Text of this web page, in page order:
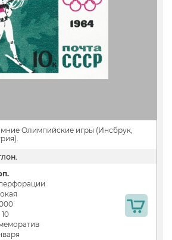
Олимпийские игры (Инсбрук,